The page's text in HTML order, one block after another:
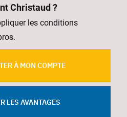
Christaud ?
les conditions
À MON COMPTE
LES AVANTAGES